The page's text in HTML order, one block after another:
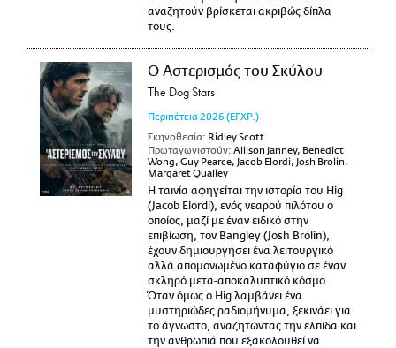
αναζητούν βρίσκεται ακριβώς δίπλα
τους.
Ο Αστερισμός του Σκύλου
The Dog Stars
Περιπέτεια 2026 (ΕΓΧΡ.)
Σκηνοθεσία: Ridley Scott
Πρωταγωνιστούν: Allison Janney, Benedict
Wong, Guy Pearce, Jacob Elordi, Josh Brolin,
Margaret Qualley
Η ταινία αφηγείται την ιστορία του Hig
(Jacob Elordi), ενός νεαρού πιλότου ο
οποίος, μαζί με έναν ειδικό στην
επιβίωση, τον Bangley (Josh Brolin),
έχουν δημιουργήσει ένα λειτουργικό
αλλά απομονωμένο καταφύγιο σε έναν
σκληρό μετα-αποκαλυπτικό κόσμο.
Όταν όμως ο Hig λαμβάνει ένα
μυστηριώδες ραδιομήνυμα, ξεκινάει για
το άγνωστο, αναζητώντας την ελπίδα και
την ανθρωπιά που εξακολουθεί να